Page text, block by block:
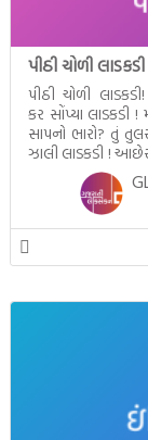
પીઠી ચોળી લાડકડી
પીઠી ચોળી
કર સોંપ્યા
સાપનો ભારો? તું
ઝાલી લાડકડી !
લાડકડી! આંખ ભરી